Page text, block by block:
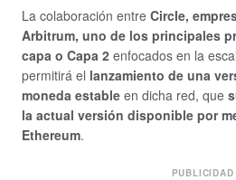
La colaboración entre Circle,
Arbitrum, uno de los principales
capa o Capa 2 enfocados en la
permitirá el lanzamiento de una
moneda estable en dicha red, que
la actual versión disponible por
Ethereum.
PUBLICIDAD